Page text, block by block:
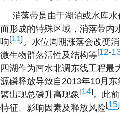
消落带是由于湖泊或水库
而形成的特殊区域，消落带内
响[11]。水位周期涨落会改变
微生物群落活性及结构等[12-
四湖作为南水北调东线工程最
源磷释放导致自2013年10月
繁出现总磷升高现象 [14]。此
特征、影响因素及释放风险[15]